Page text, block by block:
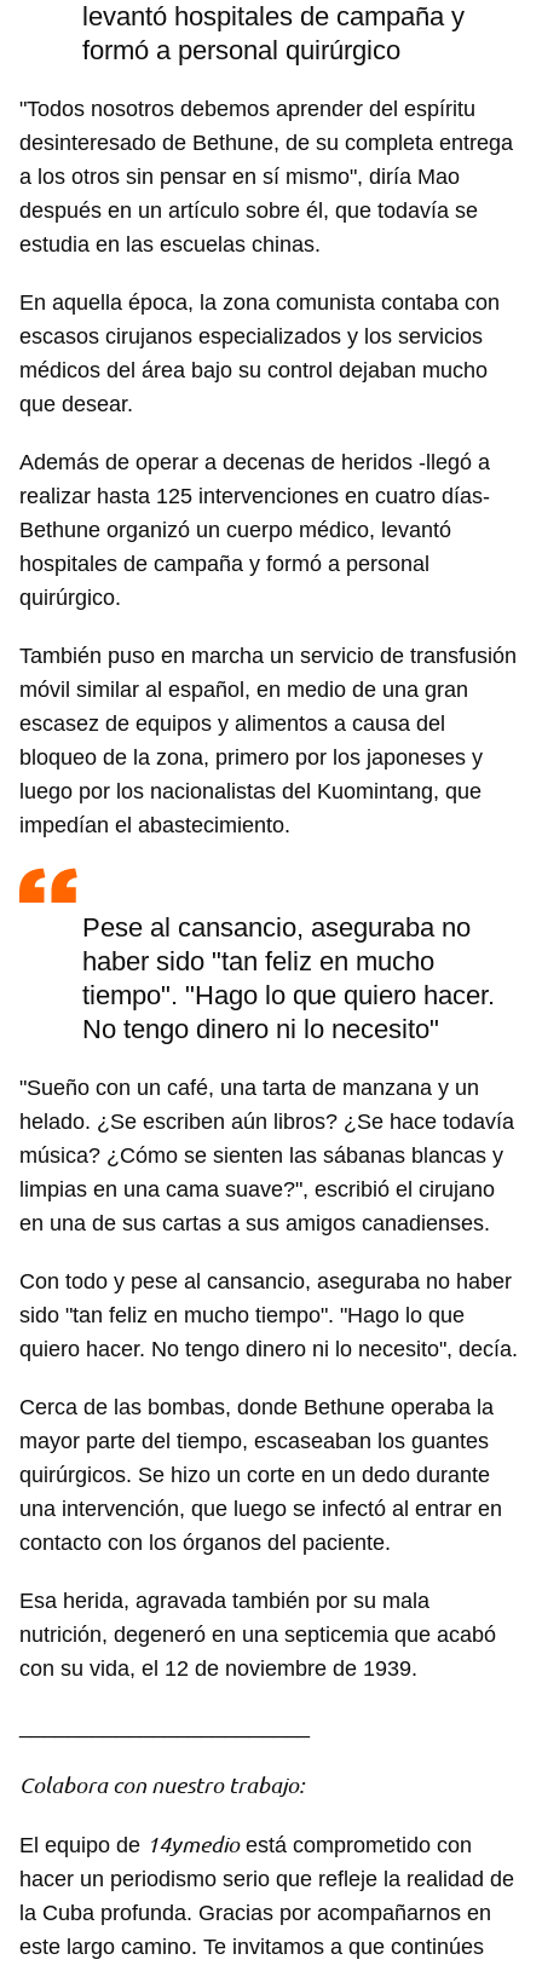
Guardar como favorito
Para poder guardar como favorito, primero has de
iniciar sesión con tu cuenta de 14ymedio.
INICIAR SESIÓN CANCELAR
levantó hospitales de campaña y
formó a personal quirúrgico
"Todos nosotros debemos aprender del espíritu
desinteresado de Bethune, de su completa entrega
a los otros sin pensar en sí mismo", diría Mao
después en un artículo sobre él, que todavía se
estudia en las escuelas chinas.
En aquella época, la zona comunista contaba con
escasos cirujanos especializados y los servicios
médicos del área bajo su control dejaban mucho
que desear.
Además de operar a decenas de heridos -llegó a
realizar hasta 125 intervenciones en cuatro días-
Bethune organizó un cuerpo médico, levantó
hospitales de campaña y formó a personal
quirúrgico.
También puso en marcha un servicio de transfusión
móvil similar al español, en medio de una gran
escasez de equipos y alimentos a causa del
bloqueo de la zona, primero por los japoneses y
luego por los nacionalistas del Kuomintang, que
impedían el abastecimiento.
Pese al cansancio, aseguraba no
haber sido "tan feliz en mucho
tiempo". "Hago lo que quiero hacer.
No tengo dinero ni lo necesito"
"Sueño con un café, una tarta de manzana y un
helado. ¿Se escriben aún libros? ¿Se hace todavía
música? ¿Cómo se sienten las sábanas blancas y
limpias en una cama suave?", escribió el cirujano
en una de sus cartas a sus amigos canadienses.
Con todo y pese al cansancio, aseguraba no haber
sido "tan feliz en mucho tiempo". "Hago lo que
quiero hacer. No tengo dinero ni lo necesito", decía.
Cerca de las bombas, donde Bethune operaba la
mayor parte del tiempo, escaseaban los guantes
quirúrgicos. Se hizo un corte en un dedo durante
una intervención, que luego se infectó al entrar en
contacto con los órganos del paciente.
Esa herida, agravada también por su mala
nutrición, degeneró en una septicemia que acabó
con su vida, el 12 de noviembre de 1939.
Colabora con nuestro trabajo:
El equipo de 14ymedioestá comprometido con
hacer un periodismo serio que refleje la realidad de
la Cuba profunda. Gracias por acompañarnos en
este largo camino. Te invitamos a que continúes